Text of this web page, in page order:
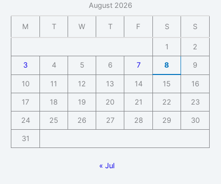
August 2026
M T W T F S S
1 2
3 4 5 6 7 8 9
10 11 12 13 14 15 16
17 18 19 20 21 22 23
24 25 26 27 28 29 30
31
« Jul